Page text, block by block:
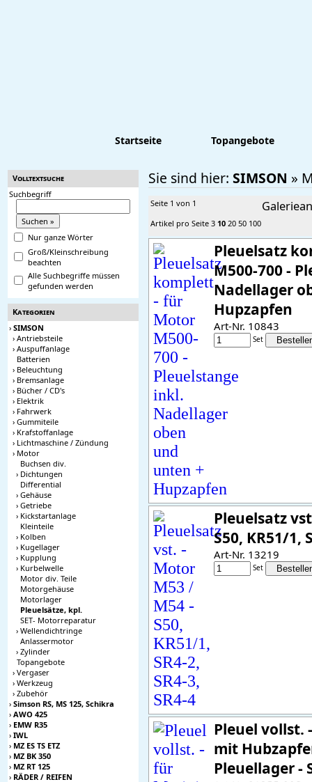
Startseite Topangebote
Volltextsuche
Suchbegriff
Nur ganze Wörter
Groß/Kleinschreibung
beachten
Alle Suchbegriffe müssen
gefunden werden
Kategorien
› SIMSON
› Antriebsteile
› Auspuffanlage
Batterien
› Beleuchtung
› Bremsanlage
› Bücher / CD's
› Elektrik
› Fahrwerk
› Gummiteile
› Krafstoffanlage
› Lichtmaschine / Zündung
› Motor
Buchsen div.
› Dichtungen
Differential
› Gehäuse
› Getriebe
› Kickstartanlage
Kleinteile
› Kolben
› Kugellager
› Kupplung
› Kurbelwelle
Motor div. Teile
Motorgehäuse
Motorlager
Pleuelsätze, kpl.
SET- Motorreparatur
› Wellendichtringe
Anlassermotor
› Zylinder
Topangebote
› Vergaser
› Werkzeug
› Zubehör
› Simson RS, MS 125, Schikra
› AWO 425
› EMW R35
› IWL
› MZ ES TS ETZ
› MZ BK 350
› MZ RT 125
› RÄDER / REIFEN
Sie sind hier: SIMSON »
Seite 1 von 1
Artikel pro Seite 3 10 20 50 100
Pleuelsatz
M500-700 -
Nadellager
Hupzapfen
Art-Nr. 10843
Set
Pleuelsatz
S50, KR51/1,
Art-Nr. 13219
Set
Pleuel vollst.
mit
Pleuellager -